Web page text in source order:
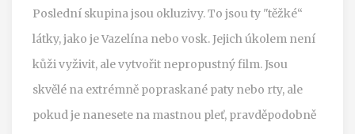
Poslední skupina jsou okluzivy. To jsou ty "těžké“
látky, jako jeVazelína nebo vosk. Jejich úkolem není
kůži vyživit, ale vytvořit nepropustný film. Jsou
skvělé na extrémně popraskané paty nebo rty, ale
pokud je nanesete na mastnou pleť, pravděpodobně